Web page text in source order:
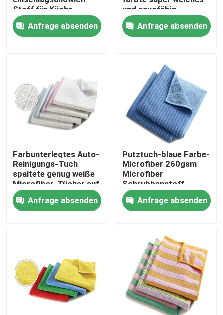
Startseite
Über uns
Fabrik Tour
Qualitätskontrolle
Kontakt
Recycelte Polyester-Stapelfaser
Stoff für Küche
Anfrage absenden
und saugfähig
Anfrage absenden
Farbunterlegtes Auto-
Reinigungs-Tuch
spaltete genug weiße
Microfiber-Tücher auf
Anfrage absenden
Putztuch-blaue Farbe-
Microfiber 260gsm
Microfiber
Schrubbenstoff
Anfrage absenden